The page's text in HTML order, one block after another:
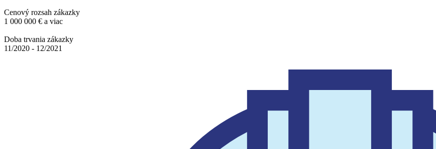
Cenový rozsah zákazky
1 000 000 € a viac
Doba trvania zákazky
11/2020 - 12/2021